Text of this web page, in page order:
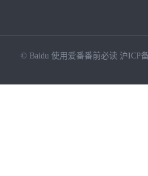
© Baidu 使用爱番番前必读 沪ICP